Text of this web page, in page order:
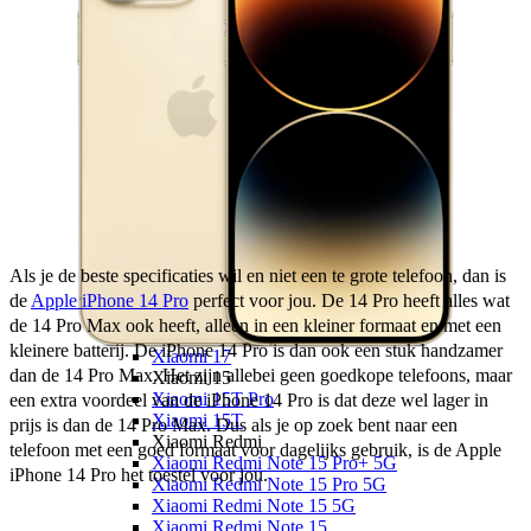
OPPO Reno16 Pro 5G
OPPO Reno16 F 5G
OPPO Reno16 5G
OPPO Reno15 Pro 5G
OPPO Find X
OPPO Find X9 Ultra
OPPO Find X9
OPPO A6x 5G
OPPO A6 5G
OPPO A40
Xiaomi 17
Xiaomi 17T Pro
Xiaomi 17T
Xiaomi 17 Ultra
Xiaomi 17
Xiaomi 15
Xiaomi 15T Pro
Xiaomi 15T
Xiaomi Redmi
Xiaomi Redmi Note 15 Pro+ 5G
Xiaomi Redmi Note 15 Pro 5G
Xiaomi Redmi Note 15 5G
Xiaomi Redmi Note 15
Als je de beste specificaties wil en niet een te grote telefoon, dan is
de Apple iPhone 14 Pro perfect voor jou. De 14 Pro heeft alles wat
de 14 Pro Max ook heeft, alleen in een kleiner formaat en met een
kleinere batterij. De iPhone 14 Pro is dan ook een stuk handzamer
dan de 14 Pro Max. Het zijn allebei geen goedkope telefoons, maar
een extra voordeel van de iPhone 14 Pro is dat deze wel lager in
prijs is dan de 14 Pro Max. Dus als je op zoek bent naar een
telefoon met een goed formaat voor dagelijks gebruik, is de Apple
iPhone 14 Pro het toestel voor jou.